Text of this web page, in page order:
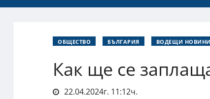
ОБЩЕСТВО БЪЛГАРИЯ ВОДЕЩИ НОВИНИ
Как ще се
22.04.2024г. 11:12ч.